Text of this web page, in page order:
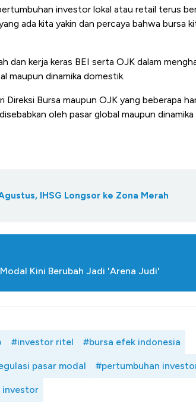
investor lokal atau retail terus
ada kita yakin dan percaya bahwa bursa
dan kerja keras BEI serta OJK dalam
maupun dinamika domestik.
Direksi Bursa maupun OJK yang beberapa
oleh pasar global maupun dinamika
IHSG Longsor ke Zona Merah
Kini Berubah Jadi 'Arena Judi'
#investor ritel #bursa efek indonesia
pasar modal #pertumbuhan
investor